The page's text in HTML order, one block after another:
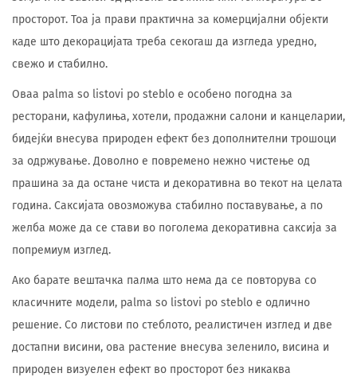
просторот. Тоа ја прави практична за комерцијални објекти
каде што декорацијата треба секогаш да изгледа уредно,
свежо и стабилно.
Оваа palma so listovi po steblo е особено погодна за
ресторани, кафулиња, хотели, продажни салони и канцеларии,
бидејќи внесува природен ефект без дополнителни трошоци
за одржување. Доволно е повремено нежно чистење од
прашина за да остане чиста и декоративна во текот на целата
година. Саксијата овозможува стабилно поставување, а по
желба може да се стави во поголема декоративна саксија за
попремиум изглед.
Ако барате вештачка палма што нема да се повторува со
класичните модели, palma so listovi po steblo е одлично
решение. Со листови по стеблото, реалистичен изглед и две
достапни висини, ова растение внесува зеленило, висина и
природен визуелен ефект во просторот без никаква